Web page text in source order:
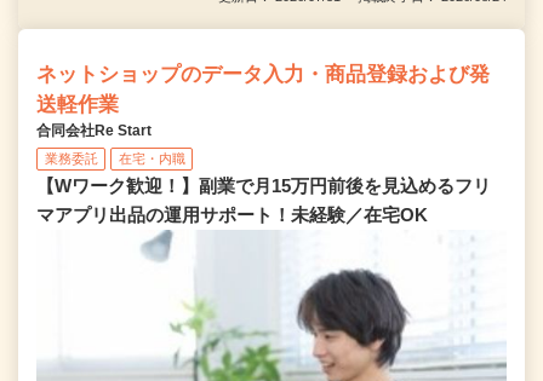
ネットショップのデータ入力・商品登録および発
送軽作業
合同会社Re Start
業務委託 在宅・内職
【Wワーク歓迎！】副業で月15万円前後を見込めるフリ
マアプリ出品の運用サポート！未経験／在宅OK